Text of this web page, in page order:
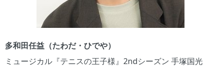
多和田任益（たわだ・ひでや）
ミュージカル『テニスの王子様』2ndシーズン 手塚国光